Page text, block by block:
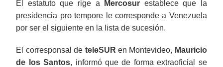
El estatuto que rige a Mercosur establece que la
presidencia pro tempore le corresponde a Venezuela
por ser el siguiente en la lista de sucesión.
El corresponsal de teleSUR en Montevideo, Mauricio
de los Santos, informó que de forma extraoficial se